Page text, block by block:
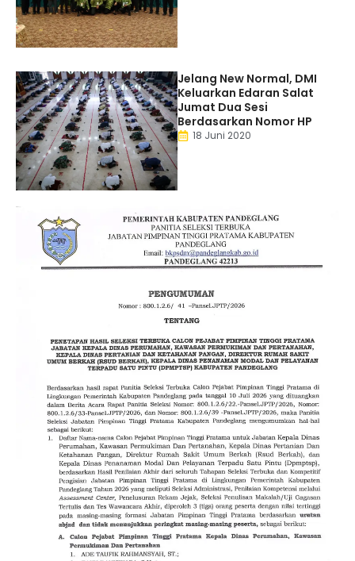
Jelang New Normal, DMI
Keluarkan Edaran Salat
Jumat Dua Sesi
Berdasarkan Nomor HP
18 Juni 2020